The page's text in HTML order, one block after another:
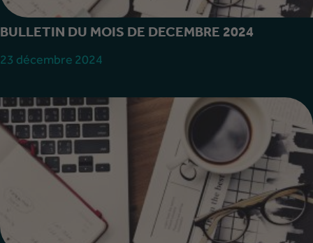
BULLETIN DU MOIS DE DECEMBRE 2024
23 décembre 2024